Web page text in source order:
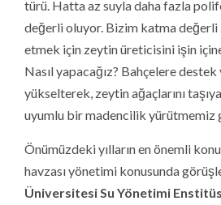
türü. Hatta az suyla daha fazla
değerli oluyor. Bizim katma değerli
etmek için zeytin üreticisini işin
Nasıl yapacağız? Bahçelere
yükselterek, zeytin ağaçlarını
uyumlu bir madencilik yürütmemiz
Önümüzdeki yılların en önemli
havzası yönetimi konusunda
Üniversitesi Su Yönetimi